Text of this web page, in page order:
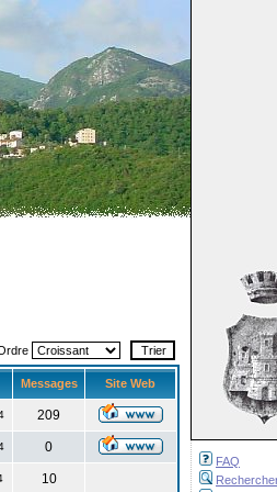
FAQ
Messages Site Web
209
0
10